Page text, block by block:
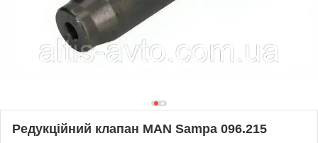
Редукційний клапан MAN Sampa 096.215